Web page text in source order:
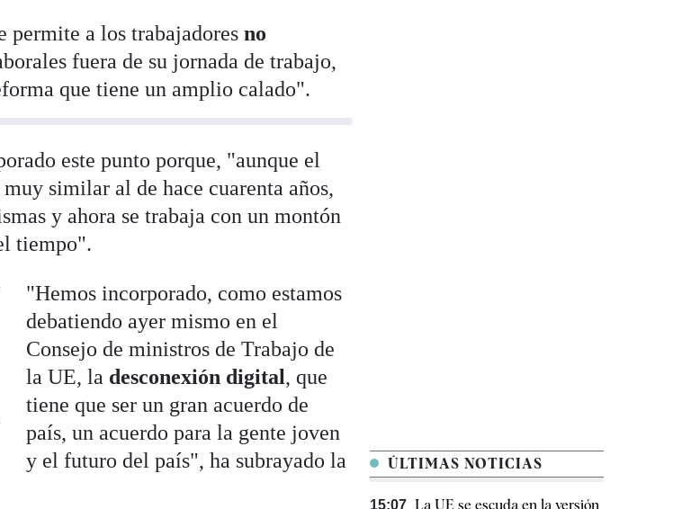
permite a los trabajadores no
fuera de su jornada de trabajo,
que tiene un amplio calado".
este punto porque, "aunque el
similar al de hace cuarenta años,
y ahora se trabaja con un montón
tiempo".
"Hemos incorporado, como estamos
debatiendo ayer mismo en el
Consejo de ministros de Trabajo de
la UE, la desconexión digital , que
tiene que ser un gran acuerdo de
país, un acuerdo para la gente joven
y el futuro del país", ha subrayado la
ÚLTIMAS NOTICIAS
15:07 La UE se escuda en la versión